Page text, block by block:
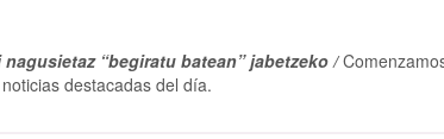
“begiratu batean” jabetzeko /
destacadas del día.